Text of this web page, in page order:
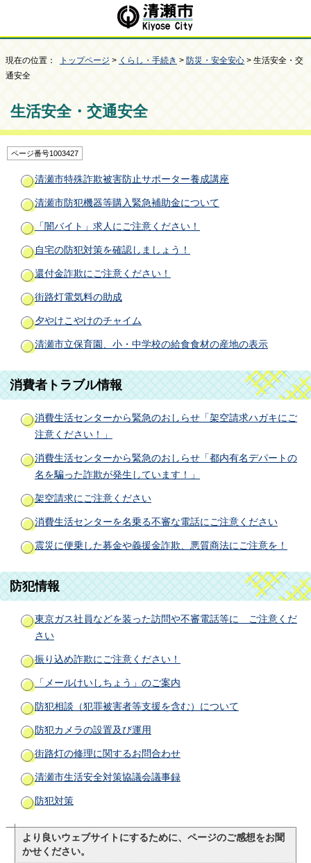
現在の位置： トップページ > くらし・手続き > 防災・安全安心 > 生活安全・交
通安全
生活安全・交通安全
ページ番号1003427
清瀬市特殊詐欺被害防止サポーター養成講座
清瀬市防犯機器等購入緊急補助金について
「闇バイト」求人にご注意ください！
自宅の防犯対策を確認しましょう！
還付金詐欺にご注意ください！
街路灯電気料の助成
夕やけこやけのチャイム
清瀬市立保育園、小・中学校の給食食材の産地の表示
消費者トラブル情報
消費生活センターから緊急のおしらせ「架空請求ハガキにご
注意ください！」
消費生活センターから緊急のおしらせ「都内有名デパートの
名を騙った詐欺が発生しています！」
架空請求にご注意ください
消費生活センターを名乗る不審な電話にご注意ください
震災に便乗した募金や義援金詐欺、悪質商法にご注意を！
防犯情報
東京ガス社員などを装った訪問や不審電話等に ご注意くだ
さい
振り込め詐欺にご注意ください！
「メールけいしちょう」のご案内
防犯相談（犯罪被害者等支援を含む）について
防犯カメラの設置及び運用
街路灯の修理に関するお問合わせ
清瀬市生活安全対策協議会議事録
防犯対策
より良いウェブサイトにするために、ページのご感想をお聞
かせください。